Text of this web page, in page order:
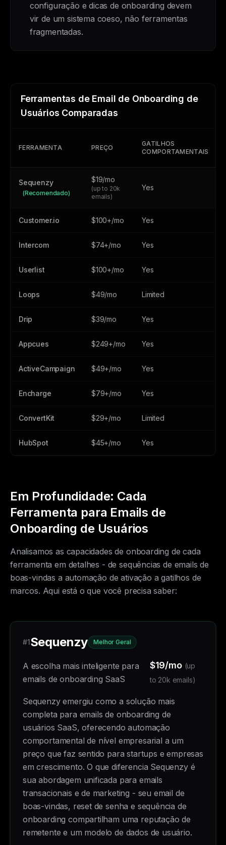
configuração e dicas de onboarding devem
vir de um sistema coeso, não ferramentas
fragmentadas.
Ferramentas de Email de Onboarding de
Usuários Comparadas
FERRAMENTA PREÇO
GATILHOS
COMPORTAMENTAIS
Sequenzy
(Recomendado)
$19/mo
(up to 20k
emails)
Yes
Customer.io $100+/mo Yes
Intercom $74+/mo Yes
Userlist $100+/mo Yes
Loops $49/mo Limited
Drip $39/mo Yes
Appcues $249+/mo Yes
ActiveCampaign $49+/mo Yes
Encharge $79+/mo Yes
ConvertKit $29+/mo Limited
HubSpot $45+/mo Yes
Em Profundidade: Cada
Ferramenta para Emails de
Onboarding de Usuários
Analisamos as capacidades de onboarding de cada
ferramenta em detalhes - de sequências de emails de
boas-vindas a automação de ativação a gatilhos de
marcos. Aqui está o que você precisa saber:
#1Sequenzy Melhor Geral
A escolha mais inteligente para
emails de onboarding SaaS
$19/mo (up
to 20k emails)
Sequenzy emergiu como a solução mais
completa para emails de onboarding de
usuários SaaS, oferecendo automação
comportamental de nível empresarial a um
preço que faz sentido para startups e empresas
em crescimento. O que diferencia Sequenzy é
sua abordagem unificada para emails
transacionais e de marketing - seu email de
boas-vindas, reset de senha e sequência de
onboarding compartilham uma reputação de
remetente e um modelo de dados de usuário.